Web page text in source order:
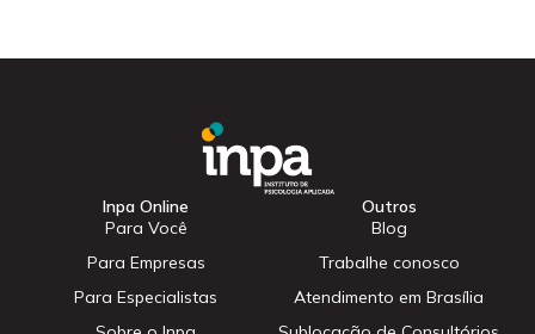
Inpa Online
Para Você
Para Empresas
Para Especialistas
Outros
Blog
Trabalhe conosco
Atendimento em Brasília